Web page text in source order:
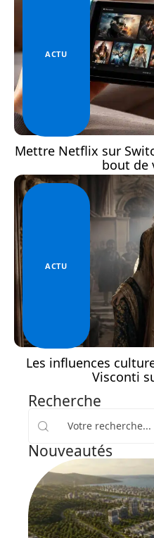
ACTU
Mettre Netflix sur
bout de
ACTU
Les influences
Visconti
Recherche
Nouveautés